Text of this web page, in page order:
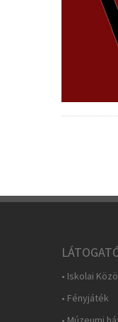
• Iskolai
• Fényjáték